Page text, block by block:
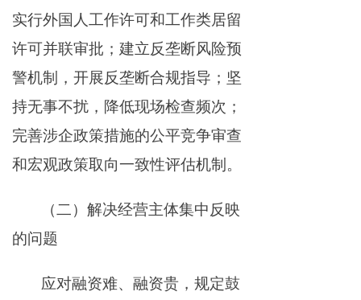
实行外国人工作许可和工作类居留
许可并联审批；建立反垄断风险预
警机制，开展反垄断合规指导；坚
持无事不扰，降低现场检查频次；
完善涉企政策措施的公平竞争审查
和宏观政策取向一致性评估机制。
（二）解决经营主体集中反映
的问题
应对融资难、融资贵，规定鼓